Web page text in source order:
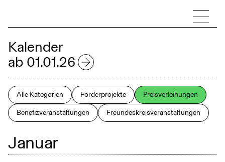
Kalender
ab 01.01.26
2026
März
April
Alle Kategorien Förderprojekte Preisverleihungen
Benefizveranstaltungen Freundeskreisveranstaltungen
Januar